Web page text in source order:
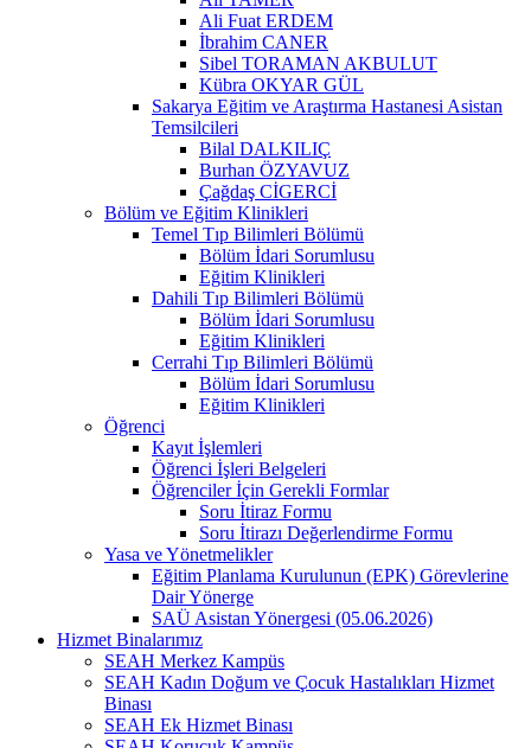
Ali Fuat ERDEM
İbrahim CANER
Sibel TORAMAN AKBULUT
Kübra OKYAR GÜL
Sakarya Eğitim ve Araştırma Hastanesi Asistan
Temsilcileri
Bilal DALKILIÇ
Burhan ÖZYAVUZ
Çağdaş CİGERCİ
Bölüm ve Eğitim Klinikleri
Temel Tıp Bilimleri Bölümü
Bölüm İdari Sorumlusu
Eğitim Klinikleri
Dahili Tıp Bilimleri Bölümü
Bölüm İdari Sorumlusu
Eğitim Klinikleri
Cerrahi Tıp Bilimleri Bölümü
Bölüm İdari Sorumlusu
Eğitim Klinikleri
Öğrenci
Kayıt İşlemleri
Öğrenci İşleri Belgeleri
Öğrenciler İçin Gerekli Formlar
Soru İtiraz Formu
Soru İtirazı Değerlendirme Formu
Yasa ve Yönetmelikler
Eğitim Planlama Kurulunun (EPK) Görevlerine
Dair Yönerge
SAÜ Asistan Yönergesi (05.06.2026)
Hizmet Binalarımız
SEAH Merkez Kampüs
SEAH Kadın Doğum ve Çocuk Hastalıkları Hizmet
Binası
SEAH Ek Hizmet Binası